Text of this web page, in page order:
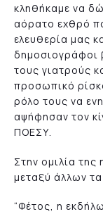
κληθήκαμε να
αόρατο εχθρό
ελευθερία μας
δημοσιογράφοι
τους γιατρούς
προσωπικό
ρόλο τους να
αψήφησαν τον
ΠΟΕΣΥ.
Στην ομιλία της
μεταξύ άλλων
“Φέτος, η